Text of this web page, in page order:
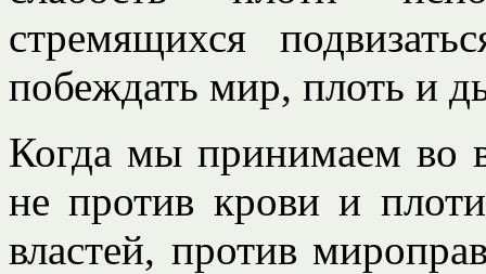
стремящихся
побеждать мир, плоть и
Когда мы принимаем во
не против крови и
властей, против